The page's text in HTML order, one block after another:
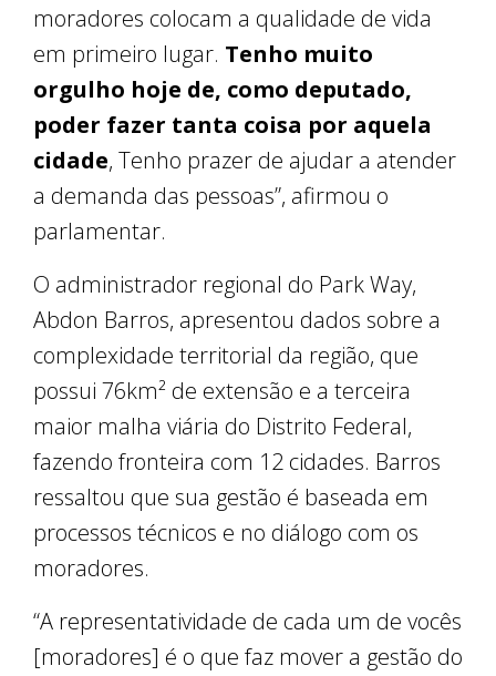
moradores colocam a qualidade de vida
em primeiro lugar. Tenho muito
orgulho hoje de, como deputado,
poder fazer tanta coisa por aquela
cidade, Tenho prazer de ajudar a atender
a demanda das pessoas”, afirmou o
parlamentar.
O administrador regional do Park Way,
Abdon Barros, apresentou dados sobre a
complexidade territorial da região, que
possui 76km² de extensão e a terceira
maior malha viária do Distrito Federal,
fazendo fronteira com 12 cidades. Barros
ressaltou que sua gestão é baseada em
processos técnicos e no diálogo com os
moradores.
“A representatividade de cada um de vocês
[moradores] é o que faz mover a gestão do